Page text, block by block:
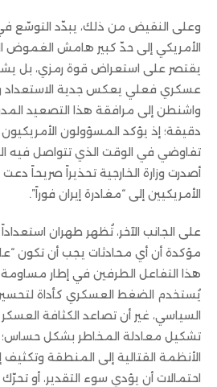
وعلى النقيض من ذلك، يبدّد التوسّع
الأمريكي إلى حدّ كبير هامش الغموض
يقتصر على استعراض قوة رمزي، بل
عسكري فعلي يعكس جدية الاستعداد
واشنطن إلى مرافقة هذا التصعيد
دقيقة؛ إذ يؤكد المسؤولون
تفاوضي في الوقت الذي تتواصل فيه
أصدرت وزارة الخارجية تحذيراً صريحاً
الأمريكيين إلى “مغادرة إيران فوراً”.
على الجانب الآخر، تُظهر طهران
مؤكدة أن أي محادثات يجب أن تكون
هذا التفاعل الطرفين في إطار
يُستخدم الضغط العسكري كأداة
السياسي، غير أن تصاعد الكثافة
تشكيل معادلة المخاطر بشكل
الأنظمة القتالية إلى المنطقة وتكثيف
احتمالات أن يؤدي سوء التقدير، أو